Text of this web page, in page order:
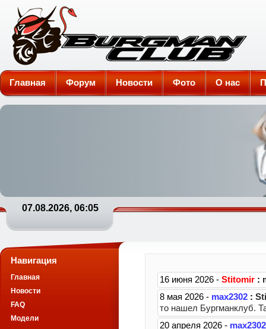
Burgman-Club
Главная Форум Новости Фото О нас
07.08.2026, 06:05
Навигация
Главная
Новости
FAQ
Модели